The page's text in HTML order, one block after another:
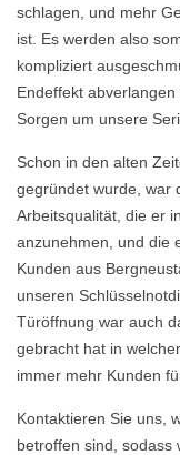
schlagen, und mehr
ist. Es werden also
kompliziert
Endeffekt
Sorgen um unsere
Schon in den alten
gegründet wurde, war
Arbeitsqualität, die er
anzunehmen, und die
Kunden aus
unseren
Türöffnung war auch
gebracht hat in
immer mehr Kunden
Kontaktieren Sie uns,
betroffen sind, sodass